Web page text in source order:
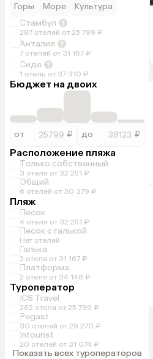
Горы Море
Культура
Стамбул
287 отелей от 25 799 ₽
Анталия
7 отелей от 31 167 ₽
Сиде
1 отель от 37 310 ₽
Бюджет на двоих
от ₽ до ₽
Расположение пляжа
Только собственный
3 отеля от 32 251 ₽
Общий
6 отелей от 30 379 ₽
Пляж
Песок
4 отеля от 32 251 ₽
Песок с галькой
Нет отелей
Галька
2 отеля от 31 167 ₽
Платформа
2 отеля от 34 148 ₽
Туроператор
ICS Travel
262 отеля от 25 799 ₽
Pegast
30 отелей от 29 270 ₽
Intourist
20 отелей от 31 074 ₽
Показать всех туроператоров